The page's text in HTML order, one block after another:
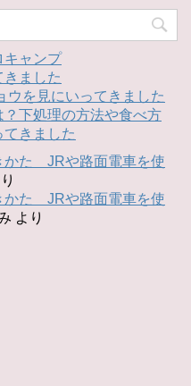
キャンプ
ました
ウを見にいってきました
下処理の方法や食べ方
てきました
かた JRや路面電車を使
かた JRや路面電車を使
より